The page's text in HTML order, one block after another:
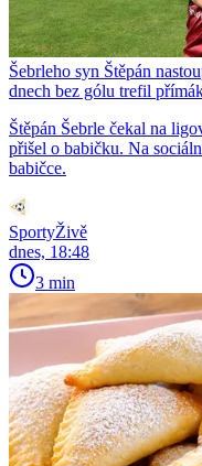
Šebrleho syn Štěpán
dnech bez gólu trefil
Štěpán Šebrle čekal na
přišel o babičku. Na
babičce.
SportyŽivě
dnes, 18:48
3 min